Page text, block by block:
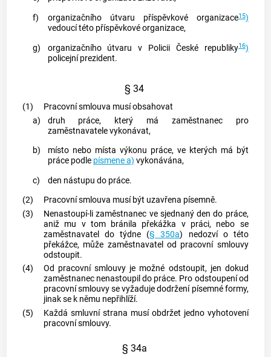
f)
organizačního útvaru příspěvkové organizace15)
vedoucí této příspěvkové organizace,
g)
organizačního útvaru v Policii České republiky16)
policejní prezident.
§ 34
(1)
Pracovní smlouva musí obsahovat
a)
druh práce, který má zaměstnanec pro
zaměstnavatele vykonávat,
b)
místo nebo místa výkonu práce, ve kterých má být
práce podle písmene a) vykonávána,
c)
den nástupu do práce.
(2)
Pracovní smlouva musí být uzavřena písemně.
(3)
Nenastoupí-lizaměstnanec ve sjednaný den do práce,
aniž mu v tom bránila překážka v práci, nebo se
zaměstnavatel
dotýdne (§ 350a) nedozví o této
překážce, může zaměstnavatel od pracovní smlouvy
odstoupit.
(4)
Od pracovní smlouvy je možné odstoupit, jen dokud
zaměstnanecnenastoupil do práce. Pro odstoupení od
pracovní smlouvy se vyžaduje dodržení písemné formy,
jinak se k němu nepřihlíží.
(5)
Každá smluvní strana musí obdržet jedno vyhotovení
pracovní smlouvy.
§ 34a